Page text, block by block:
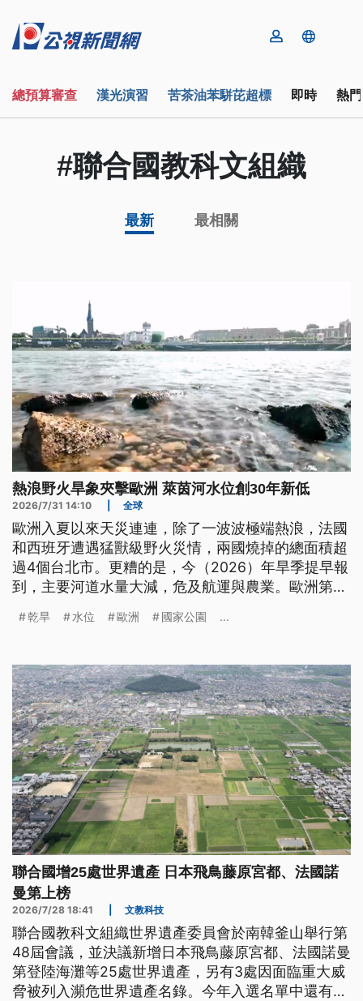
總預算審查 漢光演習 苦茶油苯駢芘超標 即時 熱
#聯合國教科文組織
最新 最相關
熱浪野火旱象夾擊歐洲 萊茵河水位創30年新低
2026/7/31 14:10 全球
歐洲入夏以來天災連連，除了一波波極端熱浪，法國
和西班牙遭遇猛獸級野火災情，兩國燒掉的總面積超
過4個台北市。更糟的是，今（2026）年旱季提早報
到，主要河道水量大減，危及航運與農業。歐洲第2
年來新低；萊茵河的德國河段因為水位過低，貨輪載
本。乾旱更危及法國的供水，全數99個省份進入警報
狀態，有高達91個省份已經展開限水措施。
乾旱 水位 歐洲 國家公園 ...
聯合國增25處世界遺產 日本飛鳥藤原宮都、法國諾
曼第上榜
2026/7/28 18:41 文教科技
聯合國教科文組織世界遺產委員會於南韓釜山舉行第
48屆會議，並決議新增日本飛鳥藤原宮都、法國諾曼
第登陸海灘等25處世界遺產，另有3處因面臨重大威
脅被列入瀕危世界遺產名錄。今年入選名單中還有哪